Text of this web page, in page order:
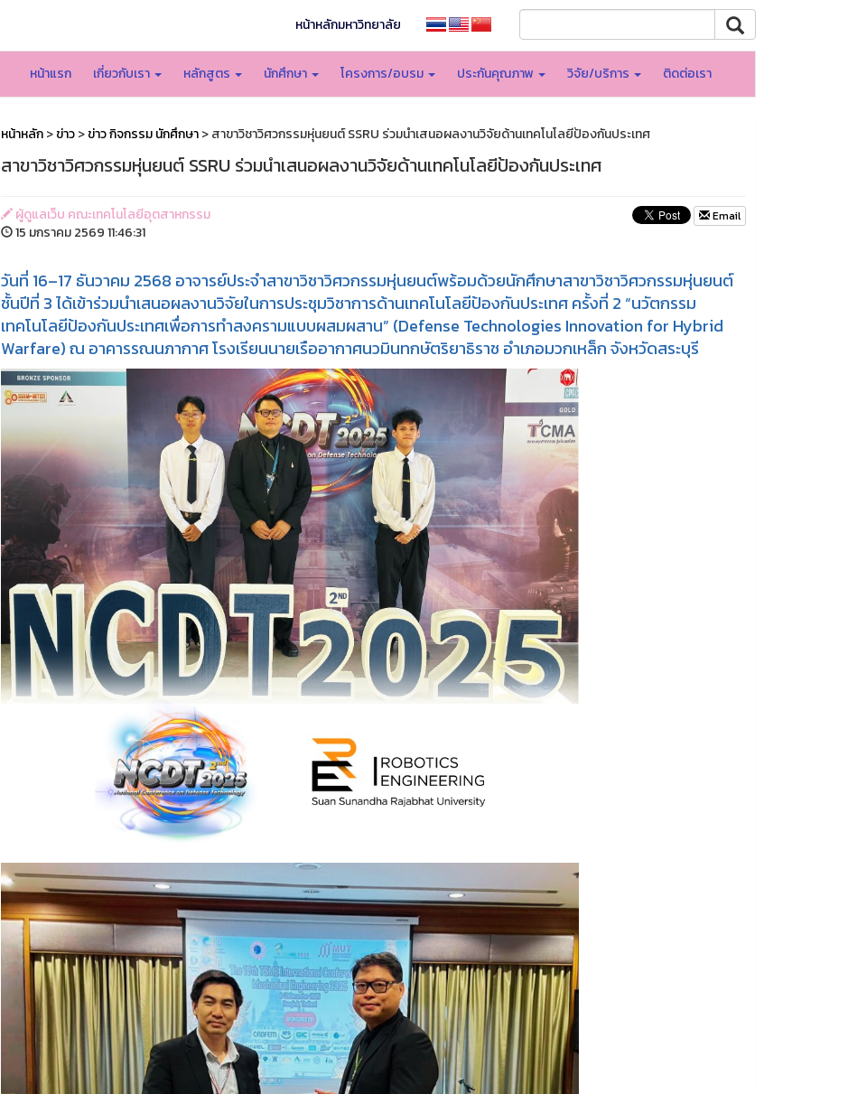
หน้าหลักมหาวิทยาลัย
หน้าแรก เกี่ยวกับเรา หลักสูตร นักศึกษา โครงการ/อบรม ประกันคุณภาพ วิจัย/บริการ ติดต่อเรา
หน้าหลัก>ข่าว>ข่าว กิจกรรม นักศึกษา> สาขาวิชาวิศวกรรมหุ่นยนต์ SSRU ร่วมนำเสนอผลงานวิจัยด้านเทคโนโลยีป้องกันประเทศ
สาขาวิชาวิศวกรรมหุ่นยนต์ SSRU ร่วมนำเสนอผลงานวิจัยด้านเทคโนโลยีป้องกันประเทศ
ผู้ดูแลเว็บ คณะเทคโนโลยีอุตสาหกรรม
15 มกราคม 2569 11:46:31
Email
วันที่ 16–17 ธันวาคม 2568 อาจารย์ประจำสาขาวิชาวิศวกรรมหุ่นยนต์พร้อมด้วยนักศึกษาสาขาวิชาวิศวกรรมหุ่นยนต์
ชั้นปีที่ 3 ได้เข้าร่วมนำเสนอผลงานวิจัยในการประชุมวิชาการด้านเทคโนโลยีป้องกันประเทศ ครั้งที่ 2 “นวัตกรรม
เทคโนโลยีป้องกันประเทศเพื่อการทำสงครามแบบผสมผสาน” (Defense Technologies Innovation for Hybrid
Warfare) ณ อาคารรณนภากาศ โรงเรียนนายเรืออากาศนวมินทกษัตริยาธิราช อำเภอมวกเหล็ก จังหวัดสระบุรี